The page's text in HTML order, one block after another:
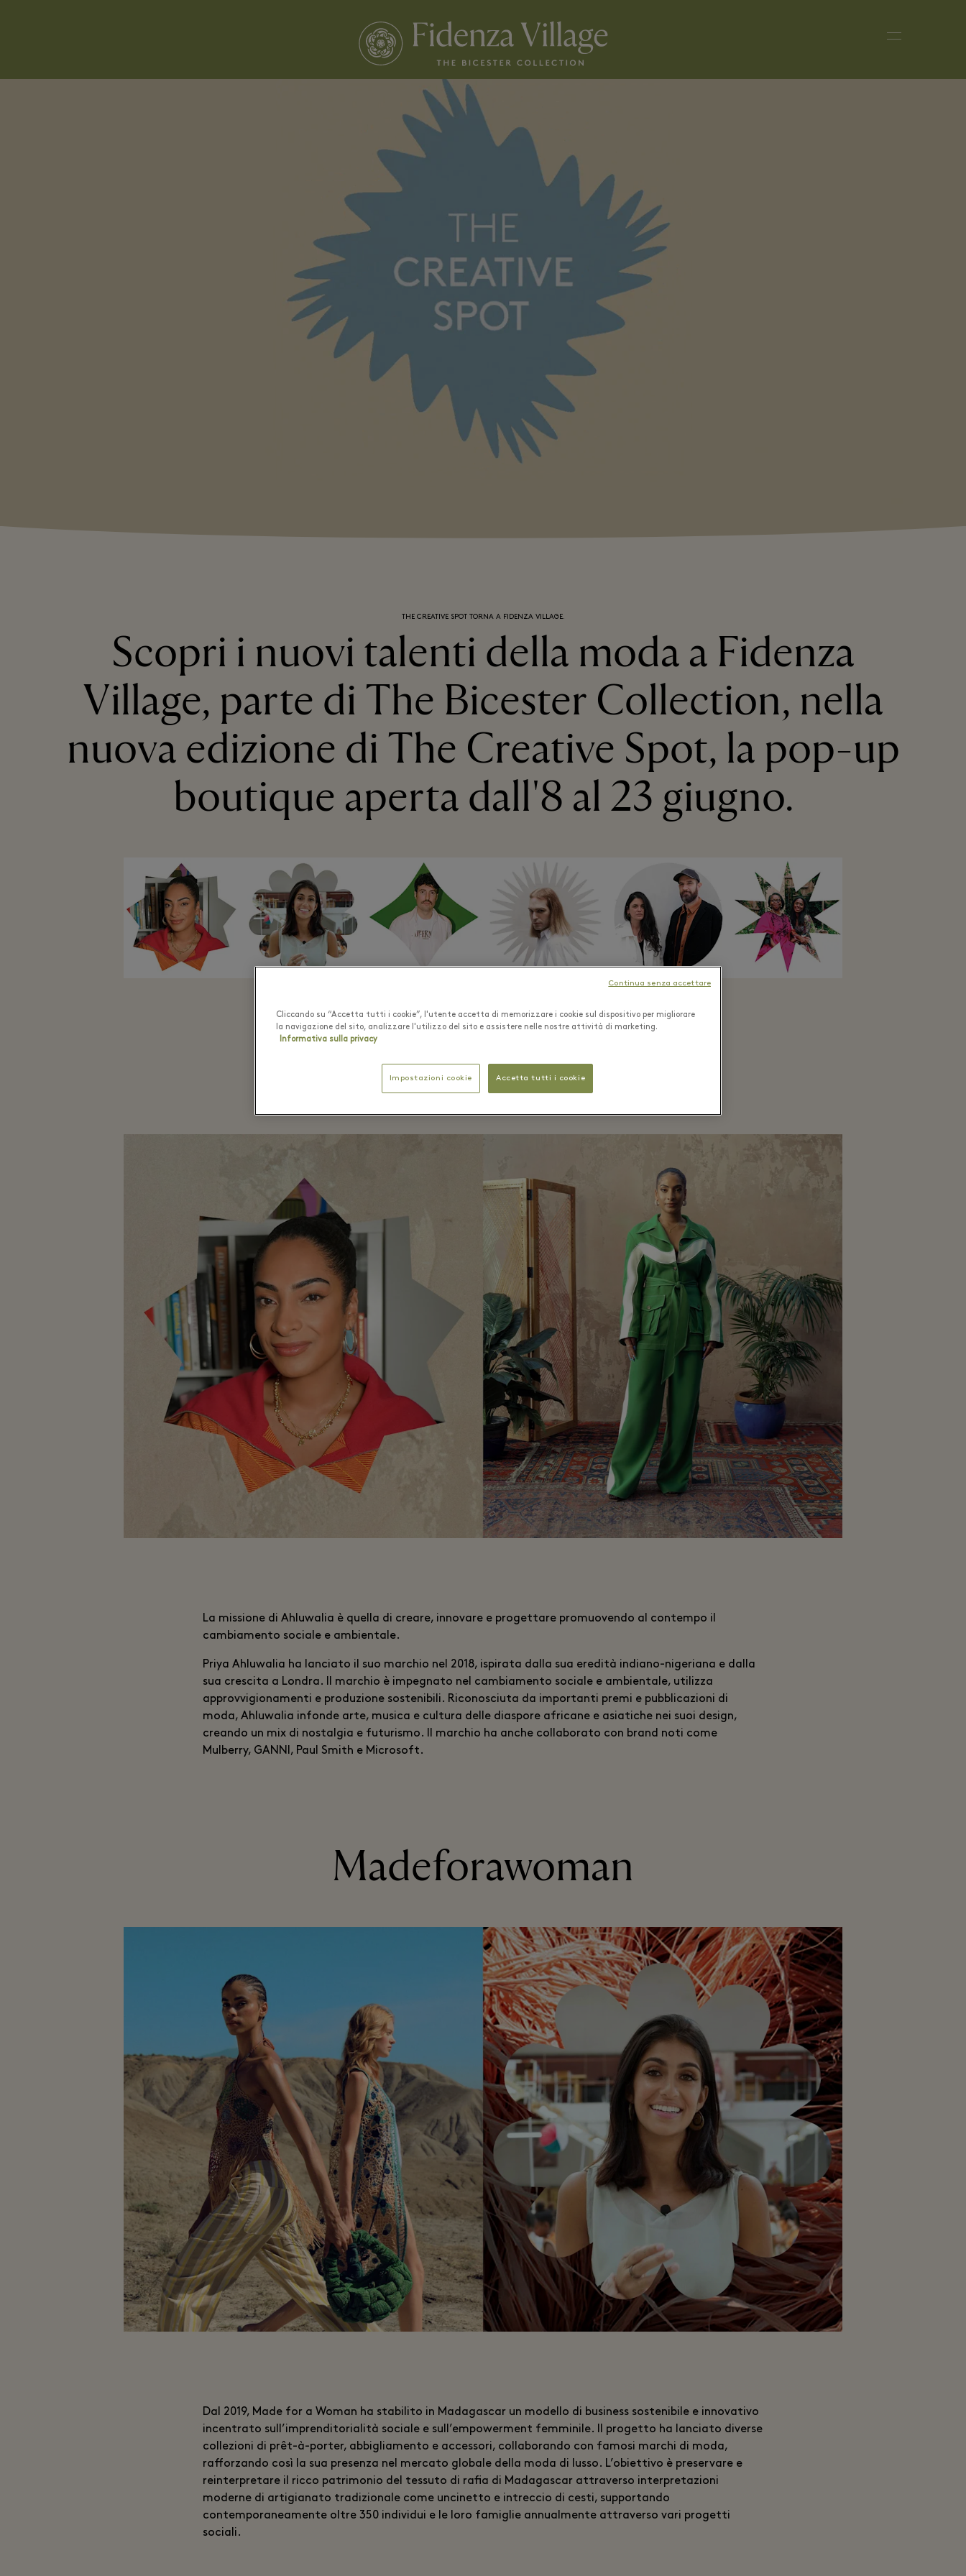
THE CREATIVE SPOT TORNA A FIDENZA VILLAGE.
Scopri i nuovi talenti della moda a Fidenza
Village, parte di The Bicester Collection, nella
nuova edizione di The Creative Spot, la pop-up
boutique aperta dall'8 al 23 giugno.
Ahluwalia
La missione di Ahluwalia è quella di creare, innovare e progettare promuovendo al contempo il
cambiamento sociale e ambientale.
Priya Ahluwalia ha lanciato il suo marchio nel 2018, ispirata dalla sua eredità indiano-nigeriana e dalla
sua crescita a Londra. Il marchio è impegnato nel cambiamento sociale e ambientale, utilizza
approvvigionamenti e produzione sostenibili. Riconosciuta da importanti premi e pubblicazioni di
moda, Ahluwalia infonde arte, musica e cultura delle diaspore africane e asiatiche nei suoi design,
creando un mix di nostalgia e futurismo. Il marchio ha anche collaborato con brand noti come
Mulberry, GANNI, Paul Smith e Microsoft.
Madeforawoman
Dal 2019, Made for a Woman ha stabilito in Madagascar un modello di business sostenibile e innovativo
incentrato sull’imprenditorialità sociale e sull’empowerment femminile. Il progetto ha lanciato diverse
collezioni di prêt-à-porter, abbigliamento e accessori, collaborando con famosi marchi di moda,
rafforzando così la sua presenza nel mercato globale della moda di lusso. L’obiettivo è preservare e
reinterpretare il ricco patrimonio del tessuto di rafia di Madagascar attraverso interpretazioni
moderne di artigianato tradizionale come uncinetto e intreccio di cesti, supportando
contemporaneamente oltre 350 individui e le loro famiglie annualmente attraverso vari progetti
sociali.
Cliccando su “Accetta tutti i cookie”, l'utente accetta di memorizzare i cookie sul dispositivo per migliorare
la navigazione del sito, analizzare l'utilizzo del sito e assistere nelle nostre attività di marketing.
Informativa sulla privacy
Impostazioni cookie Accetta tutti i cookie
Continua senza accettare